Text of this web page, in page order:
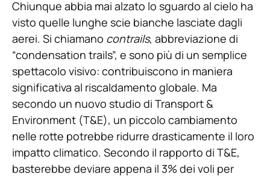
Chiunque abbia mai alzato lo sguardo al cielo ha
visto quelle lunghe scie bianche lasciate dagli
aerei. Si chiamano contrails, abbreviazione di
“condensation trails”, e sono più di un semplice
spettacolo visivo: contribuiscono in maniera
significativa al riscaldamento globale. Ma
secondo un nuovo studio di Transport &
Environment (T&E), un piccolo cambiamento
nelle rotte potrebbe ridurre drasticamente il loro
impatto climatico. Secondo il rapporto di T&E,
basterebbe deviare appena il 3% dei voli per